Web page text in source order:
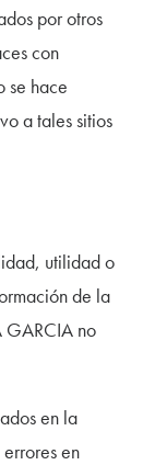
por otros
con
se hace
a tales sitios
utilidad o
de la
GARCIA no
en la
en